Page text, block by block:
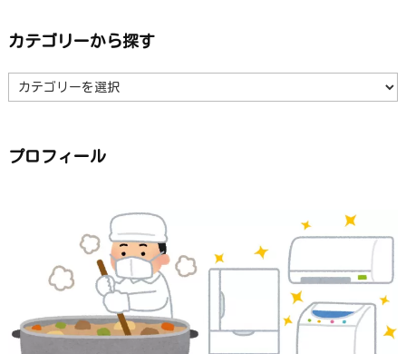
カテゴリーから探す
テ
ゴ
ら
探
プロフィール